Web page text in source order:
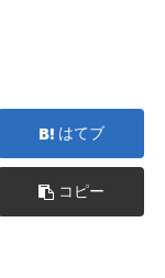
はてブ
コピー